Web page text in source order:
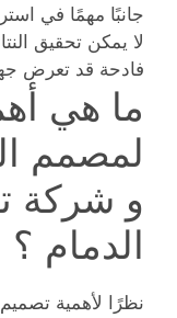
جانبًا مهمًا في
لا يمكن تحقيق
فادحة قد تعرض
ما هي
لمصمم
و شركة
الدمام ؟
نظرًا لأهمية